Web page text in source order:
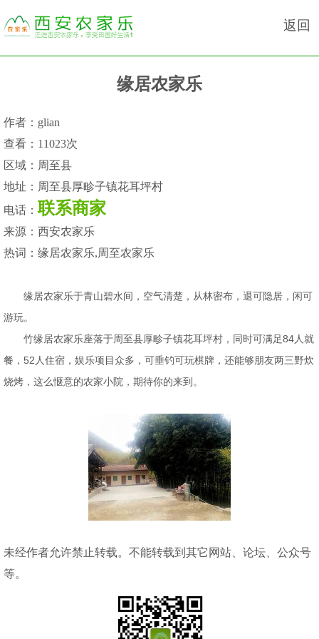
返回
缘居农家乐
作者： glian
查看： 11023次
区域： 周至县
地址： 周至县厚畛子镇花耳坪村
电话：联系商家
来源： 西安农家乐
热词： 缘居农家乐,周至农家乐
缘居农家乐于青山碧水间，空气清楚，从林密布，退可隐居，闲可
游玩。
竹缘居农家乐座落于周至县厚畛子镇花耳坪村，同时可满足84人就
餐，52人住宿，娱乐项目众多，可垂钓可玩棋牌，还能够朋友两三野炊
烧烤，这么惬意的农家小院，期待你的来到。
未经作者允许禁止转载。不能转载到其它网站、论坛、公众号
等。